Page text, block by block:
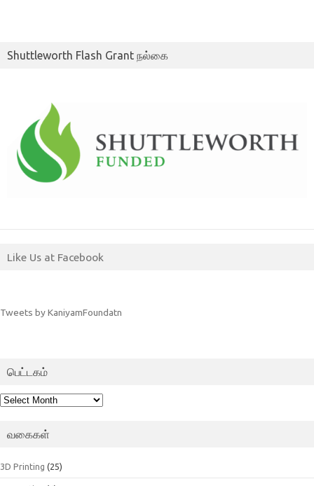
Shuttleworth Flash Grant நல்கை
Like Us at Facebook
Tweets by KaniyamFoundatn
பெட்டகம்
பெட்டகம்
வகைகள்
3D Printing (25)